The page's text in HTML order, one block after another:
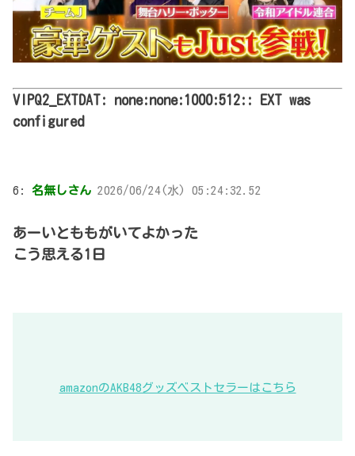
VIPQ2_EXTDAT: none:none:1000:512:: EXT was
configured
6: 名無しさん 2026/06/24(水) 05:24:32.52
あーいとももがいてよかった
こう思える1日
amazonのAKB48グッズベストセラーはこちら